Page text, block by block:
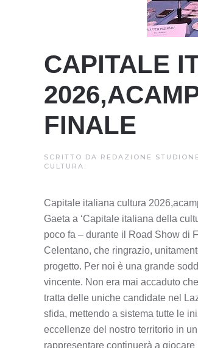
CAPITALE
FINALE
SCRITTO DA REDAZIONE
CULTURA .
Capitale italiana cultura
Gaeta a ‘Capitale italiana della
poco fa – durante il Road Show di
Celentano, che ringrazio,
progetto. Per noi è una grande
vincente. Non era mai accaduto
tratta delle uniche candidate nel
sfida, mettendo a sistema tutte le
eccellenze del nostro territorio in
rappresentare continuerà a